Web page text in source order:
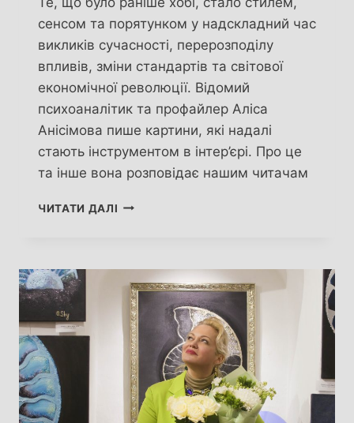
сенсом та порятунком у надскладний час
викликів сучасності, перерозподілу
впливів, зміни стандартів та світової
економічної революції. Відомий
психоаналітик та профайлер Аліса
Анісімова пише картини, які надалі
стають інструментом в інтер’єрі. Про це
та інше вона розповідає нашим читачам
ЧИТАТИ ДАЛІ MAGIC
ЧЕРЕЗ
МИСТЕЦТВО